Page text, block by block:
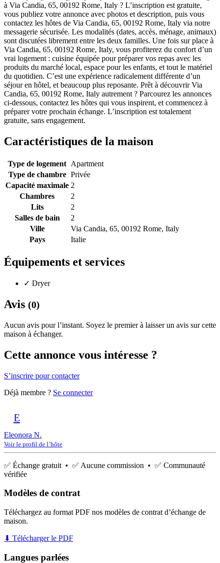
à Via Candia, 65, 00192 Rome, Italy ? L’inscription est gratuite,
vous publiez votre annonce avec photos et description, puis vous
contactez les hôtes de Via Candia, 65, 00192 Rome, Italy via notre
messagerie sécurisée. Les modalités (dates, accès, ménage, animaux)
sont discutées librement entre les deux familles. Une fois sur place à
Via Candia, 65, 00192 Rome, Italy, vous profiterez du confort d’un
vrai logement : cuisine équipée pour préparer vos repas avec les
produits du marché local, espace pour les enfants, et tout le matériel
du quotidien. C’est une expérience radicalement différente d’un
séjour en hôtel, et beaucoup plus reposante. Prêt à découvrir Via
Candia, 65, 00192 Rome, Italy autrement ? Parcourez les annonces
ci-dessous, contactez les hôtes qui vous inspirent, et commencez à
préparer votre prochain échange. L’inscription est totalement
gratuite, sans engagement.
Caractéristiques de la maison
Type de logement Apartment
Type de chambre Privée
Capacité maximale 2
Chambres
2
Lits
2
Salles de bain
2
Ville
Via Candia, 65, 00192 Rome, Italy
Pays
Italie
Équipements et services
✓ Dryer
Avis (0)
Aucun avis pour l’instant. Soyez le premier à laisser un avis sur cette
maison à échanger.
Cette annonce vous intéresse ?
S’inscrire pour contacter
Déjà membre ? Se connecter
E
Eleonora N.
Voir le profil de l’hôte
✅ Échange gratuit • ✅ Aucune commission • ✅ Communauté
vérifiée
Modèles de contrat
Téléchargez au format PDF nos modèles de contrat d’échange de
maison.
⬇ Télécharger le PDF
Langues parlées